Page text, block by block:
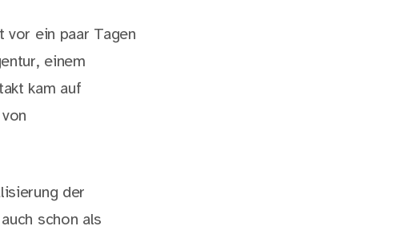
vor ein paar Tagen
einem
kam auf
der
schon als